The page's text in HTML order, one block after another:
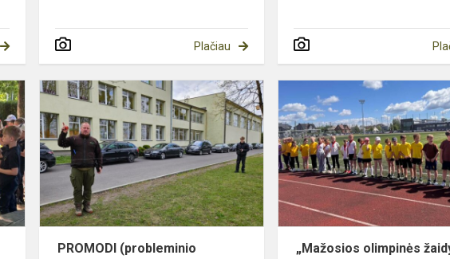
Plačiau
Akcija
„Pūsk
muilo
burbulus,
ne
tabako
dūmus!“
PROMODI
(probleminio
mokymo
dienos)
2026
m.
PROMODI (probleminio
„Mažosios olimpinės